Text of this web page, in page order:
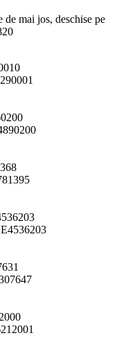
mai jos, deschise pe